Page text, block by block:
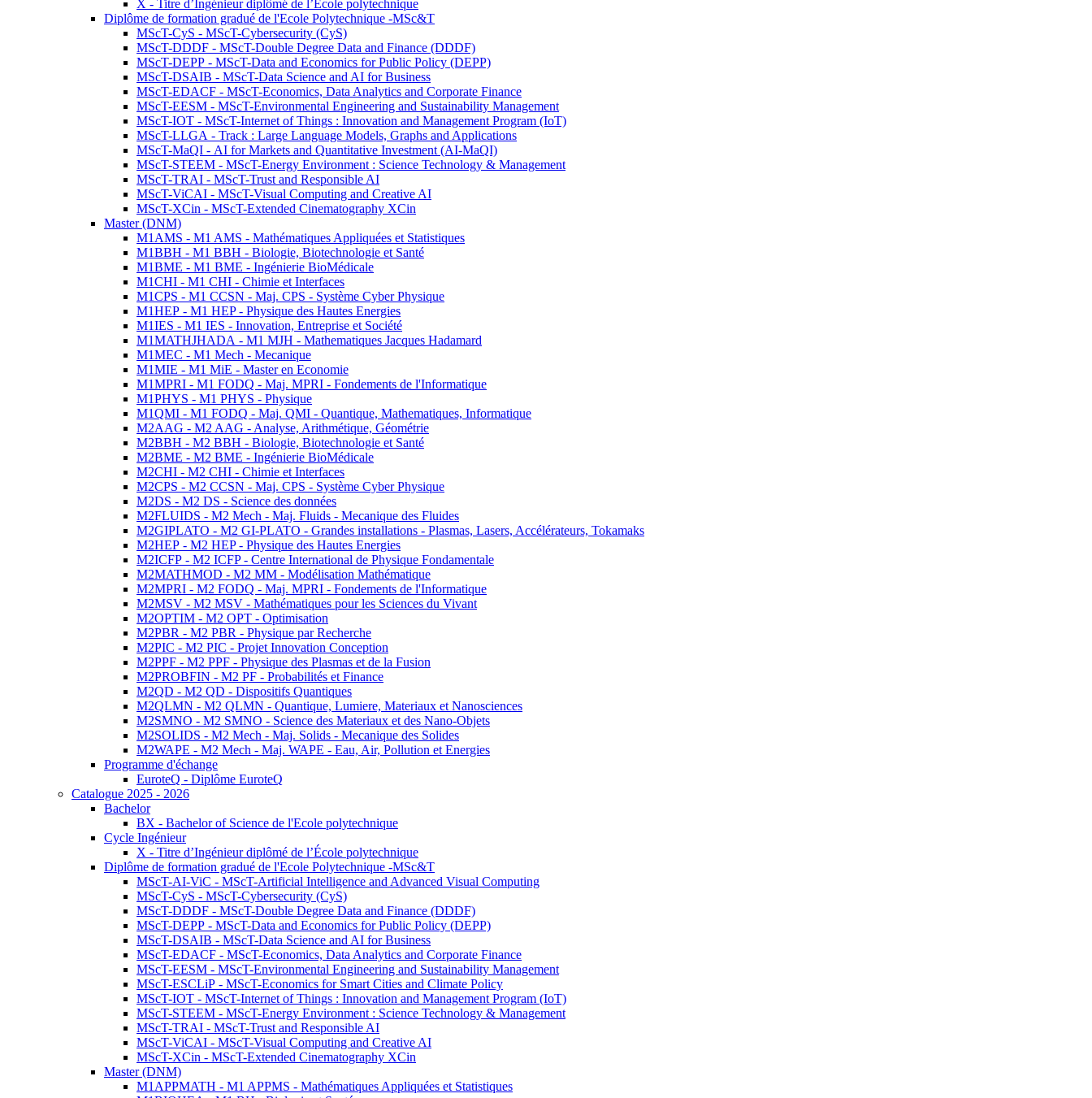
X - Titre d’Ingénieur diplômé de l’École polytechnique
Diplôme de formation gradué de l'Ecole Polytechnique -MSc&T
MScT-CyS - MScT-Cybersecurity (CyS)
MScT-DDDF - MScT-Double Degree Data and Finance (DDDF)
MScT-DEPP - MScT-Data and Economics for Public Policy (DEPP)
MScT-DSAIB - MScT-Data Science and AI for Business
MScT-EDACF - MScT-Economics, Data Analytics and Corporate Finance
MScT-EESM - MScT-Environmental Engineering and Sustainability Management
MScT-IOT - MScT-Internet of Things : Innovation and Management Program (IoT)
MScT-LLGA - Track : Large Language Models, Graphs and Applications
MScT-MaQI - AI for Markets and Quantitative Investment (AI-MaQI)
MScT-STEEM - MScT-Energy Environment : Science Technology & Management
MScT-TRAI - MScT-Trust and Responsible AI
MScT-ViCAI - MScT-Visual Computing and Creative AI
MScT-XCin - MScT-Extended Cinematography XCin
Master (DNM)
M1AMS - M1 AMS - Mathématiques Appliquées et Statistiques
M1BBH - M1 BBH - Biologie, Biotechnologie et Santé
M1BME - M1 BME - Ingénierie BioMédicale
M1CHI - M1 CHI - Chimie et Interfaces
M1CPS - M1 CCSN - Maj. CPS - Système Cyber Physique
M1HEP - M1 HEP - Physique des Hautes Energies
M1IES - M1 IES - Innovation, Entreprise et Société
M1MATHJHADA - M1 MJH - Mathematiques Jacques Hadamard
M1MEC - M1 Mech - Mecanique
M1MIE - M1 MiE - Master en Economie
M1MPRI - M1 FODQ - Maj. MPRI - Fondements de l'Informatique
M1PHYS - M1 PHYS - Physique
M1QMI - M1 FODQ - Maj. QMI - Quantique, Mathematiques, Informatique
M2AAG - M2 AAG - Analyse, Arithmétique, Géométrie
M2BBH - M2 BBH - Biologie, Biotechnologie et Santé
M2BME - M2 BME - Ingénierie BioMédicale
M2CHI - M2 CHI - Chimie et Interfaces
M2CPS - M2 CCSN - Maj. CPS - Système Cyber Physique
M2DS - M2 DS - Science des données
M2FLUIDS - M2 Mech - Maj. Fluids - Mecanique des Fluides
M2GIPLATO - M2 GI-PLATO - Grandes installations - Plasmas, Lasers, Accélérateurs, Tokamaks
M2HEP - M2 HEP - Physique des Hautes Energies
M2ICFP - M2 ICFP - Centre International de Physique Fondamentale
M2MATHMOD - M2 MM - Modélisation Mathématique
M2MPRI - M2 FODQ - Maj. MPRI - Fondements de l'Informatique
M2MSV - M2 MSV - Mathématiques pour les Sciences du Vivant
M2OPTIM - M2 OPT - Optimisation
M2PBR - M2 PBR - Physique par Recherche
M2PIC - M2 PIC - Projet Innovation Conception
M2PPF - M2 PPF - Physique des Plasmas et de la Fusion
M2PROBFIN - M2 PF - Probabilités et Finance
M2QD - M2 QD - Dispositifs Quantiques
M2QLMN - M2 QLMN - Quantique, Lumiere, Materiaux et Nanosciences
M2SMNO - M2 SMNO - Science des Materiaux et des Nano-Objets
M2SOLIDS - M2 Mech - Maj. Solids - Mecanique des Solides
M2WAPE - M2 Mech - Maj. WAPE - Eau, Air, Pollution et Energies
Programme d'échange
EuroteQ - Diplôme EuroteQ
Catalogue 2025 - 2026
Bachelor
BX - Bachelor of Science de l'Ecole polytechnique
Cycle Ingénieur
X - Titre d’Ingénieur diplômé de l’École polytechnique
Diplôme de formation gradué de l'Ecole Polytechnique -MSc&T
MScT-AI-ViC - MScT-Artificial Intelligence and Advanced Visual Computing
MScT-CyS - MScT-Cybersecurity (CyS)
MScT-DDDF - MScT-Double Degree Data and Finance (DDDF)
MScT-DEPP - MScT-Data and Economics for Public Policy (DEPP)
MScT-DSAIB - MScT-Data Science and AI for Business
MScT-EDACF - MScT-Economics, Data Analytics and Corporate Finance
MScT-EESM - MScT-Environmental Engineering and Sustainability Management
MScT-ESCLiP - MScT-Economics for Smart Cities and Climate Policy
MScT-IOT - MScT-Internet of Things : Innovation and Management Program (IoT)
MScT-STEEM - MScT-Energy Environment : Science Technology & Management
MScT-TRAI - MScT-Trust and Responsible AI
MScT-ViCAI - MScT-Visual Computing and Creative AI
MScT-XCin - MScT-Extended Cinematography XCin
Master (DNM)
M1APPMATH - M1 APPMS - Mathématiques Appliquées et Statistiques